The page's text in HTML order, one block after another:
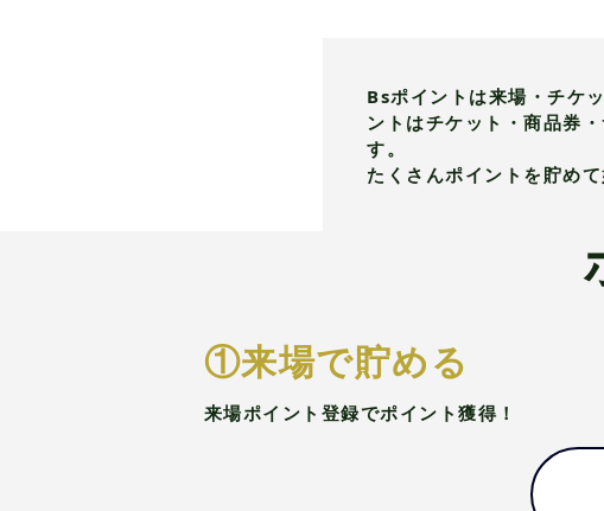
Bsポイントは来場・チケ
ントはチケット・商品券
す。
たくさんポイントを貯め
①来場で貯める
来場ポイント登録でポイント獲得！